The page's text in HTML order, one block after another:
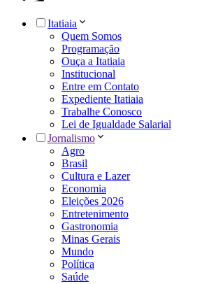
Itatiaia
Quem Somos
Programação
Ouça a Itatiaia
Institucional
Entre em Contato
Expediente Itatiaia
Trabalhe Conosco
Lei de Igualdade Salarial
Jornalismo
Agro
Brasil
Cultura e Lazer
Economia
Eleições 2026
Entretenimento
Gastronomia
Minas Gerais
Mundo
Política
Saúde